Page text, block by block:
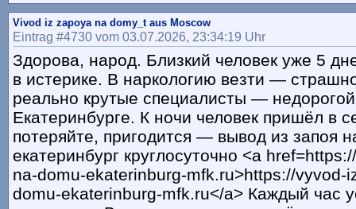
Vivod iz zapoya na domy_t aus Moscow
Eintrag #4730 vom 03.07.2026, 23:34:19 Uhr
Здорова, народ. Близкий человек уже 5
в истерике. В наркологию везти —
реально крутые специалисты —
Екатеринбурге. К ночи человек пришёл в
потеряйте, пригодится — вывод из запоя
екатеринбург круглосуточно <a
na-domu-ekaterinburg-mfk.ru>https://vyvod-
domu-ekaterinburg-mfk.ru</a> Каждый час